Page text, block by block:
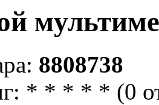
8808738
* * * * * (0